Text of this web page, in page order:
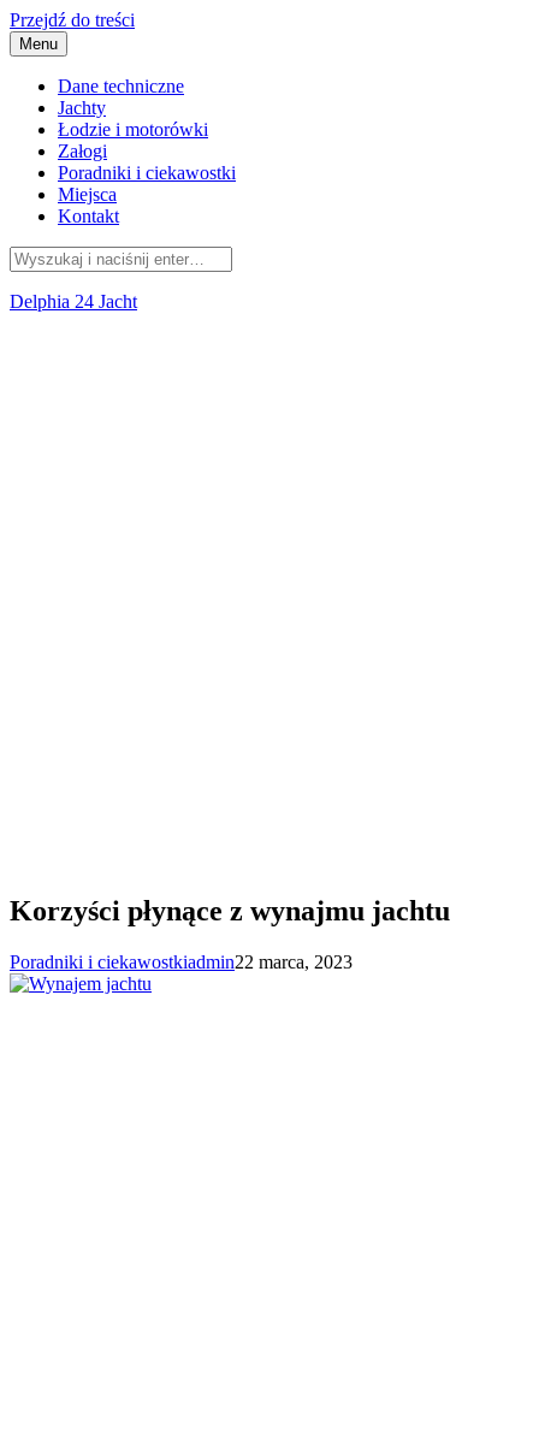
Przejdź do treści
Menu
Dane techniczne
Jachty
Łodzie i motorówki
Załogi
Poradniki i ciekawostki
Miejsca
Kontakt
Delphia 24 Jacht
Korzyści płynące z wynajmu jachtu
Poradniki i ciekawostkiadmin22 marca, 2023